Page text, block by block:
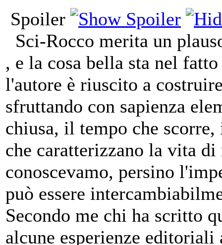
Spoiler
Sci-Rocco merita un
, e la cosa bella sta nel
l'autore è riuscito a
sfruttando con sapienza
chiusa, il tempo che
che caratterizzano la vita di
conoscevamo, persino
può essere
Secondo me chi ha scritto
alcune esperienze